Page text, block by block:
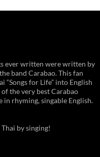
ever written were written by
band Carabao. This fan
“Songs for Life” into English
the very best Carabao
in rhyming, singable English.
by singing!